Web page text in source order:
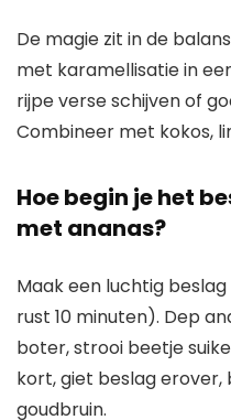
De magie zit in de
met karamellisatie in
rijpe verse schijven of
Combineer met kokos,
Hoe begin je het
met ananas?
Maak een luchtig
rust 10 minuten). Dep
boter, strooi beetje
kort, giet beslag erover,
goudbruin.